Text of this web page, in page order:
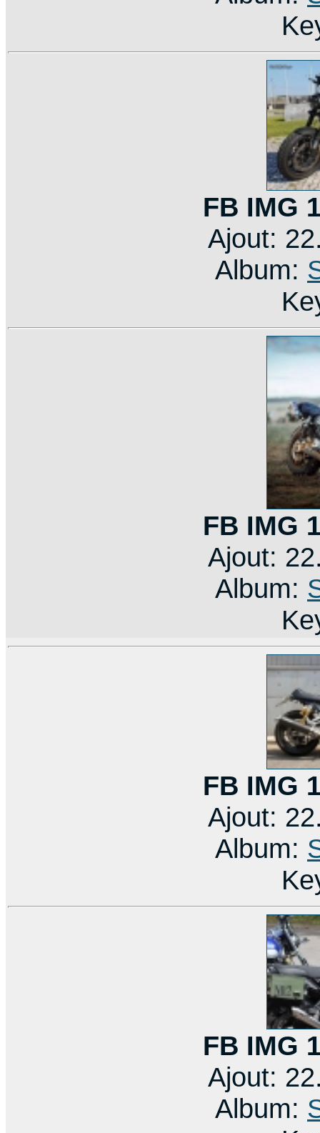
FB IMG
Ajout:
Album:
FB IMG
Ajout:
Album:
FB IMG
Ajout:
Album:
FB IMG
Ajout:
Album: